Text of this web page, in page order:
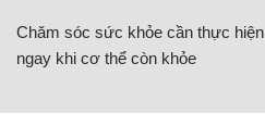
Chăm sóc sức khỏe cần thực hiện
ngay khi cơ thể còn khỏe